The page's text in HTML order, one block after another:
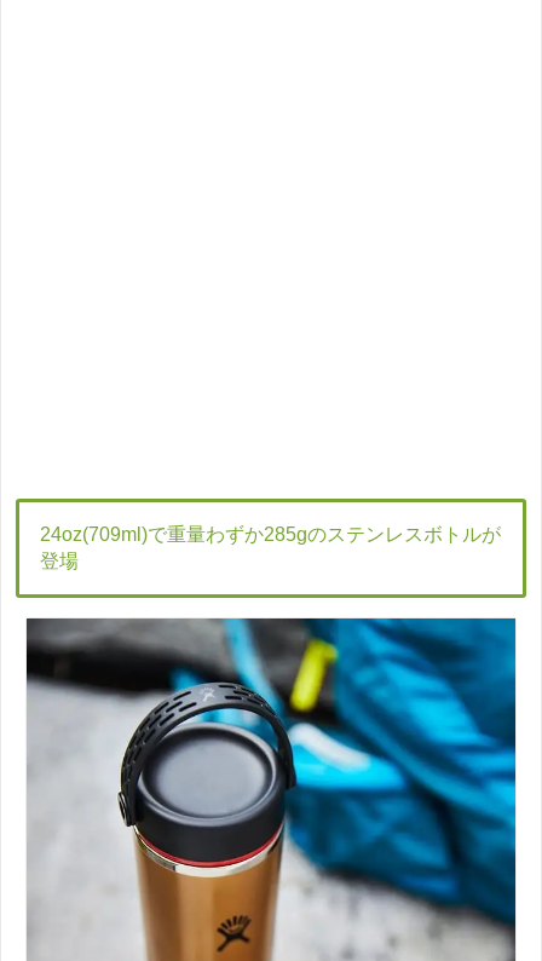
24oz(709ml)で重量わずか285gのステンレスボトルが
登場